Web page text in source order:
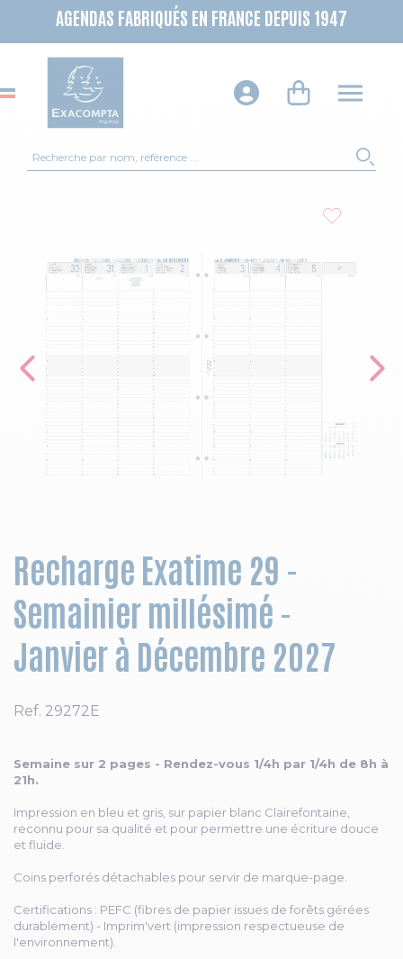
AGENDAS FABRIQUÉS EN FRANCE DEPUIS 1947
Recharge Exatime 29 -
Semainier millésimé -
Janvier à Décembre 2027
Ref. 29272E
Semaine sur 2 pages - Rendez-vous 1/4h par 1/4h de 8h à
21h.
Impression en bleu et gris, sur papier blanc Clairefontaine,
reconnu pour sa qualité et pour permettre une écriture douce
et fluide.
Coins perforés détachables pour servir de marque-page.
Certifications : PEFC (fibres de papier issues de forêts gérées
durablement) - Imprim'vert (impression respectueuse de
l'environnement).